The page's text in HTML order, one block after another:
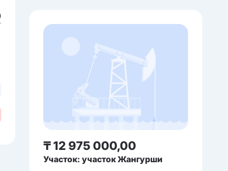
₸ 12 975 000,00
Участок: участок Жангурши